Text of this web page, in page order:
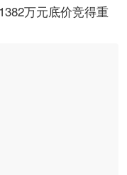
万元底价竞得重